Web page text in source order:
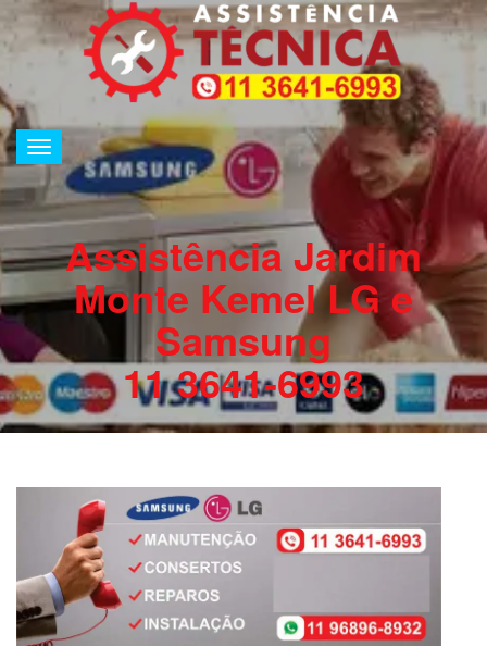
Alternar
de
navegação
Assistência Jardim
Monte Kemel LG e
Samsung
11 3641-6993